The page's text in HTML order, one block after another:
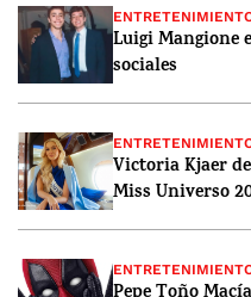
Luigi Mangione
sociales
Victoria Kjaer
Miss Universo